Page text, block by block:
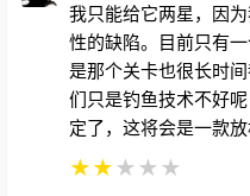
性的缺陷。目前只有
是那个关卡也很长时
们只是钓鱼技术不好
定了，这将会是一款
★★ ★★★